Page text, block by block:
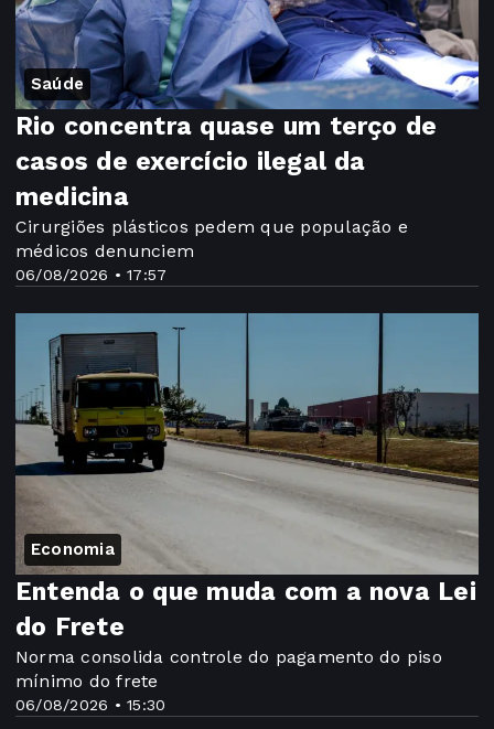
Saúde
06/08/2026 • 17:57
Rio concentra quase um terço de
casos de exercício ilegal da
medicina
Cirurgiões plásticos pedem que população e
médicos denunciem
Economia
06/08/2026 • 15:30
Entenda o que muda com a nova Lei
do Frete
Norma consolida controle do pagamento do piso
mínimo do frete